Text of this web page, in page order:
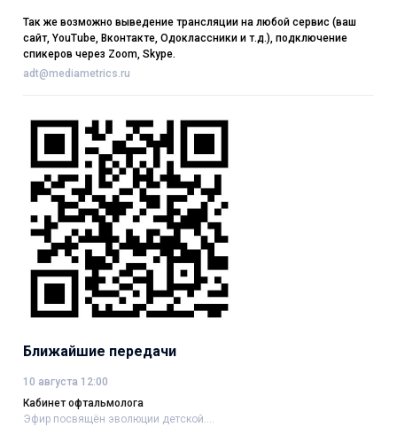
Так же возможно выведение трансляции на любой сервис (ваш
сайт, YouTube, Вконтакте, Одоклассники и т.д.), подключение
спикеров через Zoom, Skype.
adt@mediametrics.ru
Ближайшие передачи
10 августа 12:00
Кабинет офтальмолога
Эфир посвящён эволюции детской....